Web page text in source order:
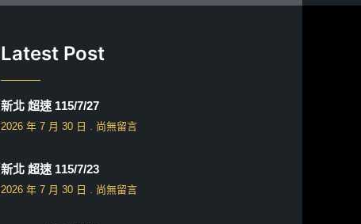
Latest Post
新北 超速 115/7/27
2026 年 7 月 30 日 尚無留言
新北 超速 115/7/23
2026 年 7 月 30 日 尚無留言